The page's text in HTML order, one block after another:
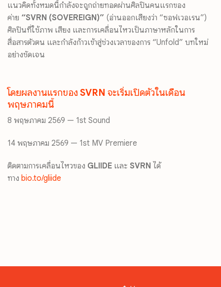
แนวคิดทั้งหมดนี้กำลังจะถูกถ่ายทอดผ่านศิลปินคนแรกของ
ค่าย “SVRN (SOVEREIGN)” (อ่านออกเสียงว่า “ซอฟเวอเรน”)
ศิลปินที่ใช้ภาพ เสียง และการเคลื่อนไหวเป็นภาษาหลักในการ
สื่อสารตัวตน และกำลังก้าวเข้าสู่ช่วงเวลาของการ “Unfold” บทใหม่
อย่างชัดเจน
โดยผลงานแรกของ SVRN จะเริ่มเปิดตัวในเดือน
พฤษภาคมนี้
8 พฤษภาคม 2569 — 1st Sound
14 พฤษภาคม 2569 — 1st MV Premiere
ติดตามการเคลื่อนไหวของ GLIIDE และ SVRN ได้
ทาง bio.to/gliide